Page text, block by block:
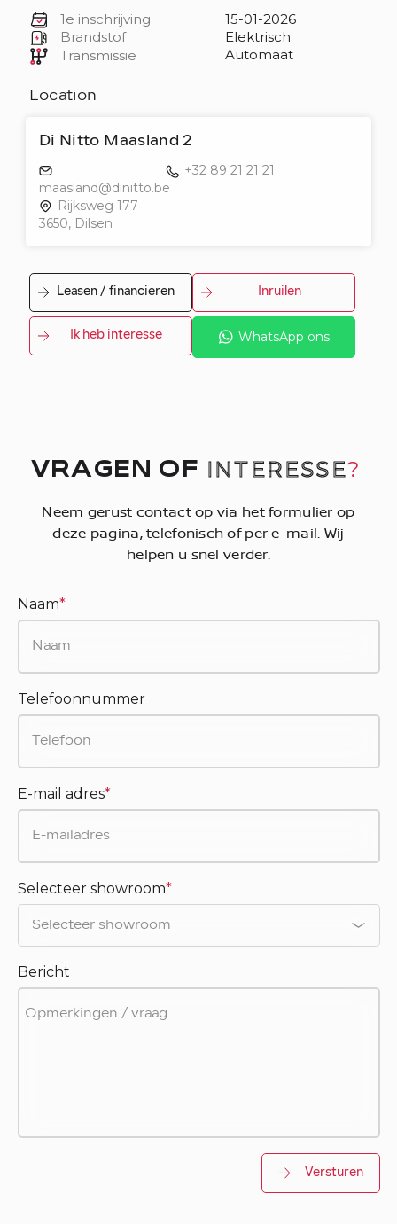
1e inschrijving
15-01-2026
Brandstof
Elektrisch
Transmissie
Automaat
Location
Di Nitto Maasland 2
maasland@dinitto.be
+32 89 21 21 21
Rijksweg 177
3650, Dilsen
Leasen / financieren Inruilen
Ik heb interesse WhatsApp ons
VRAGEN OF INTERESSE?
Neem gerust contact op via het formulier op
deze pagina, telefonisch of per e-mail. Wij
helpen u snel verder.
Naam*
Telefoonnummer
E-mail adres*
Selecteer showroom*
Bericht
Versturen